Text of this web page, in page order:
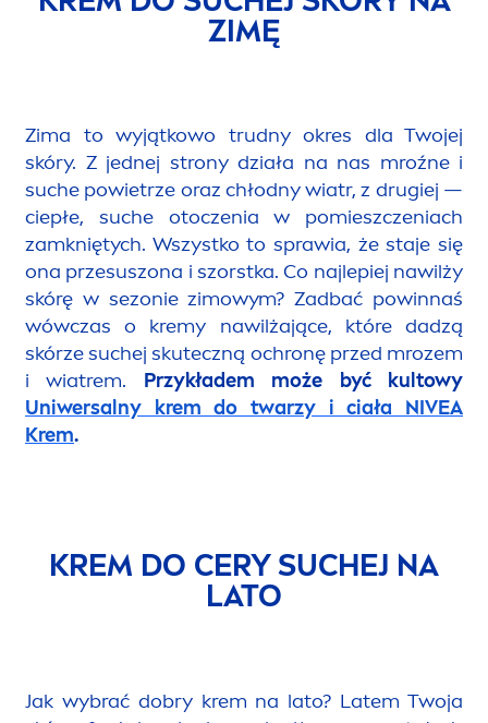
KREM DO SUCHEJ SKÓRY NA
ZIMĘ
zamkniętych. Wszystko to sprawia, że staje się
ona przesuszona i szorstka. Co najlepiej nawilży
i wiatrem.Przykładem może być kultowy